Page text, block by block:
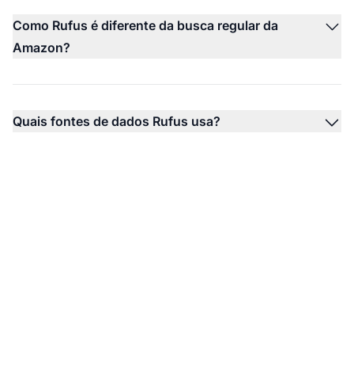
Como Rufus é diferente da busca regular da
Amazon?
Quais fontes de dados Rufus usa?